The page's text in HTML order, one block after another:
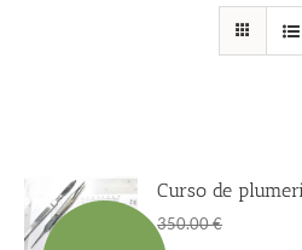
Curso de
350.00€